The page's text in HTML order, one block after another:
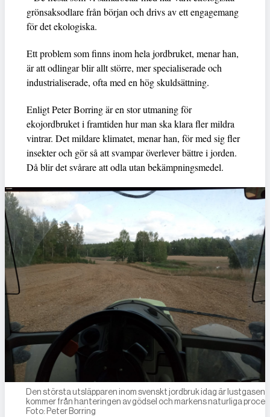
grönsaksodlare från början och drivs av ett engagemang
för det ekologiska.
Ett problem som finns inom hela jordbruket, menar han,
är att odlingar blir allt större, mer specialiserade och
industrialiserade, ofta med en hög skuldsättning.
Enligt Peter Borring är en stor utmaning för
ekojordbruket i framtiden hur man ska klara fler mildra
vintrar. Det mildare klimatet, menar han, för med sig fler
insekter och gör så att svampar överlever bättre i jorden.
Då blir det svårare att odla utan bekämpningsmedel.
Den största utsläpparen inom svenskt jordbruk idag är lustgasen
kommer från hanteringen av gödsel och markens naturliga
Foto: Peter Borring